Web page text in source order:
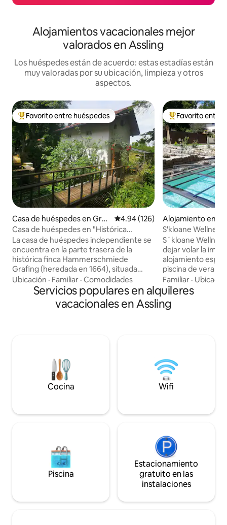
Alojamientos vacacionales mejor
valorados en Assling
Los huéspedes están de acuerdo: estas estadías están
muy valoradas por su ubicación, limpieza y otros
aspectos.
Favorito entre huéspedes preferido
Favorito entre huéspedes
Casa de huéspedes en Grafi
ng
Calificación promedio: 4.94 de
4.94 (126)
Casa de huéspedes en "Histórica
herrería Grafing"
La casa de huéspedes independiente se
encuentra en la parte trasera de la
histórica finca Hammerschmiede
Grafing (heredada en 1664), situada
junto al arroyo Urtel. Lejos del tráfico,
rodeado de prados y, sin embargo, a solo
1 km de la bulliciosa plaza del mercado.
Supermercado, panadería, tienda de
relajarse, hacer excursiones a las
montañas, feria...
Ubicación · Familiar · Comodidades
Favorito entre
Favorito entre
Alojamiento en
S'kloane
S´kloane
dejar volar la
alojamiento
piscina de
sauna de jardín para
vacaciones
mucho amor en 2023. Los Alpes
el lago Chiemsee,
Limpieza final
Familiar ·
Servicios populares en alquileres
vacacionales en Assling
Cocina Wifi
Piscina
Estacionamiento
gratuito en las
instalaciones